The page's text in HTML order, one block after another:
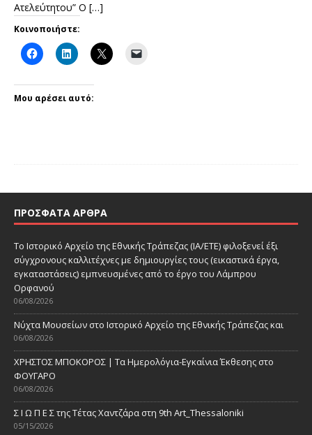
Ατελεύτητου” Ο […]
Κοινοποιήστε:
Μου αρέσει αυτό:
ΠΡΌΣΦΑΤΑ ΆΡΘΡΑ
Το Ιστορικό Αρχείο της Εθνικής Τράπεζας (ΙΑ/ΕΤΕ) φιλοξενεί έξι
σύγχρονους καλλιτέχνες με δημιουργίες τους (εικαστικά έργα,
εγκαταστάσεις) εμπνευσμένες από το έργο του Λάμπρου
Ορφανού
06/08/2026
Νύχτα Μουσείων στο Ιστορικό Αρχείο της Εθνικής Τράπεζας και
06/08/2026
ΧΡΗΣΤΟΣ ΜΠΟΚΟΡΟΣ | Τα Ημερολόγια-Εγκαίνια Έκθεσης στο
ΦΟΥΓΑΡΟ
06/08/2026
Σ Ι Ω Π Ε Σ της Τέτας Χαντζάρα στη 9th Art_Thessaloniki
05/15/2026